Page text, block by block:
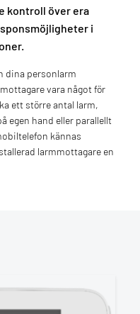
kontroll över era
i
dina personlarm
vara något för
ett större antal larm,
egen hand eller parallellt
kännas
larmmottagare en